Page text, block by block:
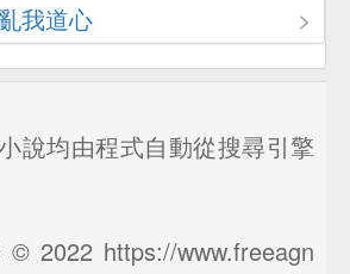
我道心
說均由程式自動從搜尋引擎
© 2022 https://www.freeagn